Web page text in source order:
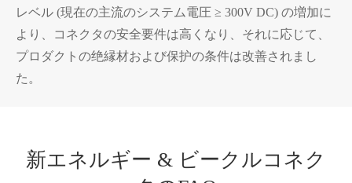
レベル (現在の主流のシステム電圧 ≥ 300V DC) の増加に
より、コネクタの安全要件は高くなり、それに応じて、
プロダクトの绝縁材および保护の条件は改善されまし
た。
新エネルギー & ビークルコネク